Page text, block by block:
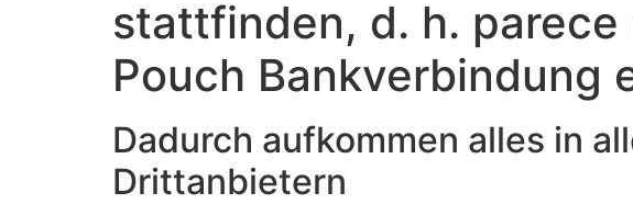
stattfinden, d. h.
Pouch Bankverbindung
Dadurch aufkommen alles in
Drittanbietern